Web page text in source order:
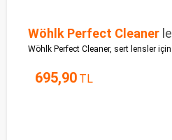
Wöhlk Perfect Cleaner
Wöhlk Perfect Cleaner, sert lensler
695,90 TL